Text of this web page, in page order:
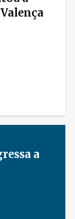
a